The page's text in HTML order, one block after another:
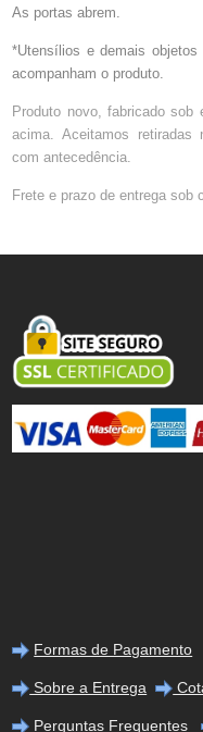
As portas abrem.
*Utensílios e demais
acompanham o produto.
Produto novo, fabricado sob
acima.Aceitamos retiradas
com antecedência.
Frete e prazo de entrega sob
Formas de Pagamento
Sobre a Entrega
Perguntas Frequentes